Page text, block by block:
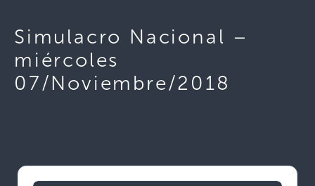
Simulacro Nacional –
miércoles
07/Noviembre/2018